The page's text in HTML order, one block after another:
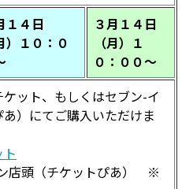
１４日
）１０：０
３月１４日
（月）１
０：００～
ット、もしくはセブン-イ
）にてご購入いただけま
店頭（チケットぴあ） ※